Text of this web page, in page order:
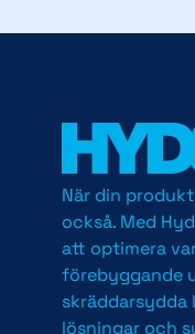
När din
också. Med
att optimera
förebyggande
skräddarsydda
lösningar och